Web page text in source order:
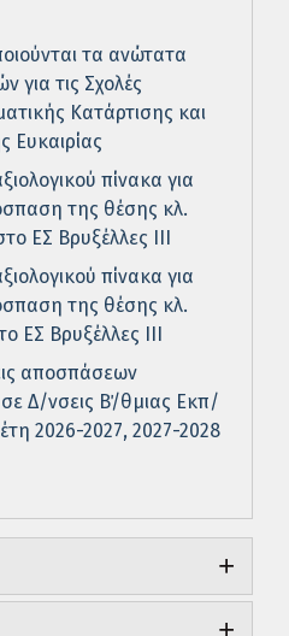
τα ανώτατα
για τις Σχολές
Κατάρτισης και
Ευκαιρίας
πίνακα για
της θέσης κλ.
ΕΣ Βρυξέλλες ΙΙΙ
πίνακα για
της θέσης κλ.
Βρυξέλλες ΙΙΙ
αποσπάσεων
Δ/νσεις Β΄/θμιας Εκπ/
2026-2027, 2027-2028